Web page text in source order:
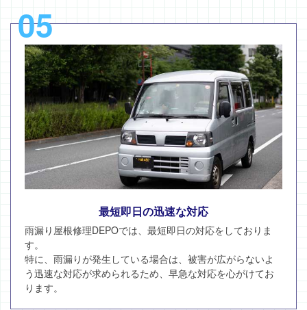
05
最短即日の迅速な対応
雨漏り屋根修理DEPOでは、最短即日の対応をしておりま
す。
特に、雨漏りが発生している場合は、被害が広がらないよ
う迅速な対応が求められるため、早急な対応を心がけてお
ります。